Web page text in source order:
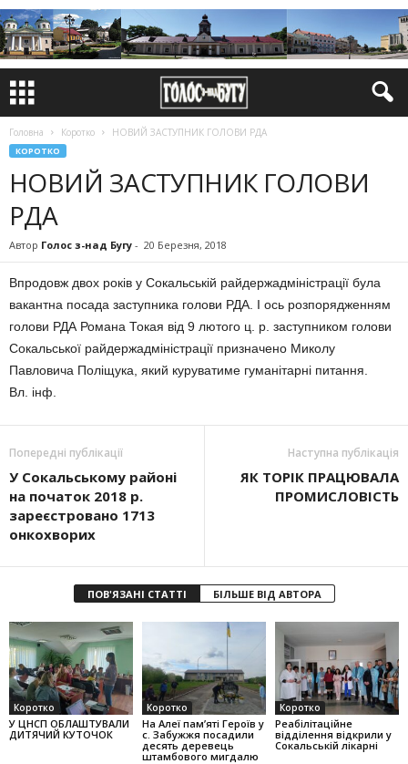
Головна Коротко НОВИЙ ЗАСТУПНИК ГОЛОВИ РДА
КОРОТКО
НОВИЙ ЗАСТУПНИК ГОЛОВИ
РДА
Автор Голос з-над Бугу - 20 Березня, 2018
Впродовж двох років у Сокальській райдержадміністрації була
вакантна посада заступника голови РДА. І ось розпорядженням
голови РДА Романа Токая від 9 лютого ц. р. заступником голови
Сокальської райдержадміністрації призначено Миколу
Павловича Поліщука, який куруватиме гуманітарні питання.
Вл. інф.
Попередні публікації
У Сокальському районі
на початок 2018 р.
зареєстровано 1713
онкохворих
Наступна публікація
ЯК ТОРІК ПРАЦЮВАЛА
ПРОМИСЛОВІСТЬ
ПОВ'ЯЗАНІ СТАТТІ БІЛЬШЕ ВІД АВТОРА
Коротко
У ЦНСП ОБЛАШТУВАЛИ
ДИТЯЧИЙ КУТОЧОК
Коротко
На Алеї па­м’яті Героїв у
с. Забужжя поса­дили
десять деревець
штамбо­вого мигдалю
Коротко
Реабілітаційне
відділення відкрили у
Сокальській лікарні